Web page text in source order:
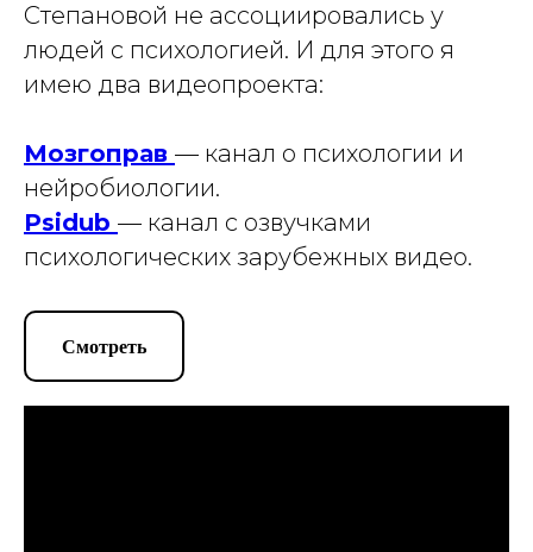
Степановой не ассоциировались у
людей с психологией. И для этого я
имею два видеопроекта:
Мозгоправ — канал о психологии и
нейробиологии.
Psidub — канал с озвучками
психологических зарубежных видео.
Смотреть